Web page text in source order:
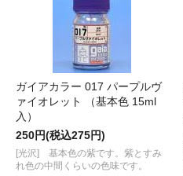
ガイアカラー 017 パープルヴ
ァイオレット （基本色 15ml
入）
250円(税込275円)
[光沢] 基本色の紫です。紫とすみ
れ色の中間くらいの色味です。